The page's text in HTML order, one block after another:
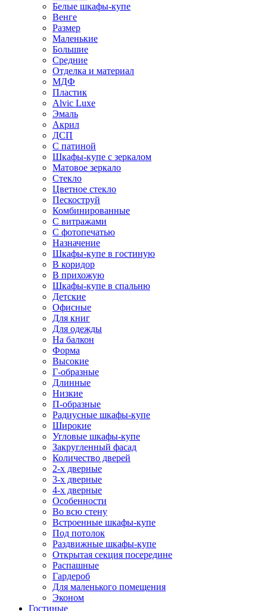
Белые шкафы-купе
Венге
Размер
Маленькие
Большие
Средние
Отделка и материал
МДФ
Пластик
Alvic Luxe
Эмаль
Акрил
ДСП
С патиной
Шкафы-купе с зеркалом
Матовое зеркало
Стекло
Цветное стекло
Пескоструй
Комбинированные
С витражами
С фотопечатью
Назначение
Шкафы-купе в гостиную
В коридор
В прихожую
Шкафы-купе в спальню
Детские
Офисные
Для книг
Для одежды
На балкон
Форма
Высокие
Г-образные
Длинные
Низкие
П-образные
Радиусные шкафы-купе
Широкие
Угловые шкафы-купе
Закругленный фасад
Количество дверей
2-х дверные
3-х дверные
4-х дверные
Особенности
Во всю стену
Встроенные шкафы-купе
Под потолок
Раздвижные шкафы-купе
Открытая секция посередине
Распашные
Гардероб
Для маленького помещения
Эконом
Гостиные